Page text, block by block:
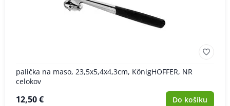
palička na maso, 23,5x5,4x4,3cm, KönigHOFFER, NR
celokov
12,50 € Do košíku